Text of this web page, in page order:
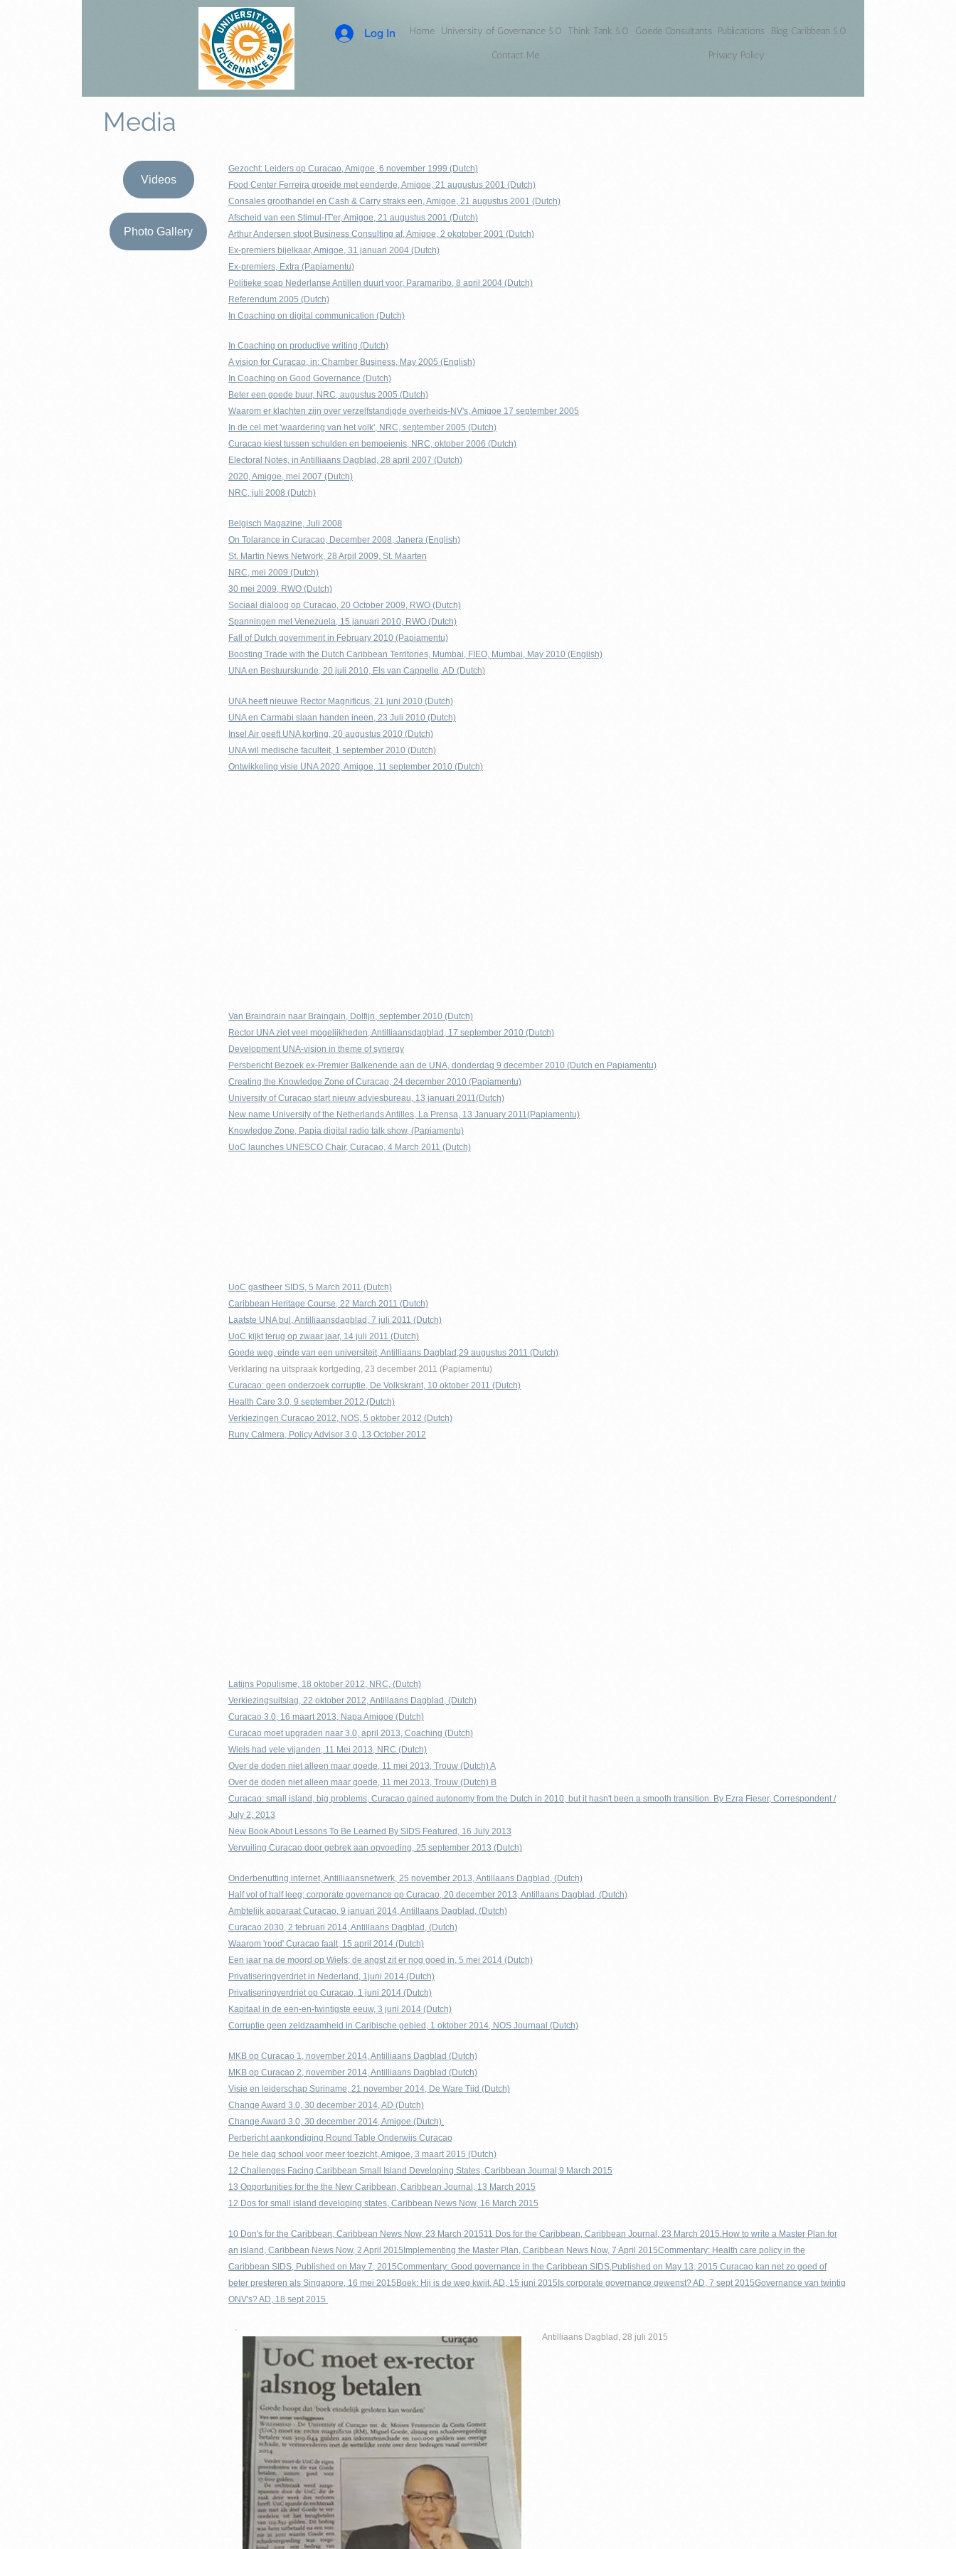
Log In Home University of Governance 5.0 Think Tank 5.0 Goede Consultants Publications
Blog Caribbean 5.0
Contact Me
Privacy Policy
Media
Videos
Photo Gallery
Gezocht: Leiders op Curacao, Amigoe, 6 november 1999 (Dutch)
Food Center Ferreira groeide met eenderde, Amigoe, 21 augustus 2001 (Dutch)
Consales groothandel en Cash & Carry straks een, Amigoe, 21 augustus 2001 (Dutch)
Afscheid van een Stimul-IT'er, Amigoe, 21 augustus 2001 (Dutch)
Arthur Andersen stoot Business Consulting af, Amigoe, 2 okotober 2001 (Dutch)
Ex-premiers bijelkaar, Amigoe, 31 januari 2004 (Dutch)
Ex-premiers, Extra (Papiamentu)
Politieke soap Nederlanse Antillen duurt voor, Paramaribo, 8 april 2004 (Dutch)
Referendum 2005 (Dutch)
In Coaching on digital communication (Dutch)
In Coaching on productive writing (Dutch)
A vision for Curacao, in: Chamber Business, May 2005 (English)
In Coaching on Good Governance (Dutch)
Beter een goede buur, NRC, augustus 2005 (Dutch)
Waarom er klachten zijn over verzelfstandigde overheids-NV's, Amigoe 17 september 2005
In de cel met 'waardering van het volk', NRC, september 2005 (Dutch)
Curacao kiest tussen schulden en bemoeienis, NRC, oktober 2006 (Dutch)
Electoral Notes, in Antilliaans Dagblad, 28 april 2007 (Dutch)
2020, Amigoe, mei 2007 (Dutch)
NRC, juli 2008 (Dutch)
Belgisch Magazine, Juli 2008
On Tolarance in Curacao, December 2008, Janera (English)
St. Martin News Network, 28 Arpil 2009, St. Maarten
NRC, mei 2009 (Dutch)
30 mei 2009, RWO (Dutch)
Sociaal dialoog op Curacao, 20 October 2009, RWO (Dutch)
Spanningen met Venezuela, 15 januari 2010, RWO (Dutch)
Fall of Dutch government in February 2010 (Papiamentu)
Boosting Trade with the Dutch Caribbean Territories, Mumbai, FIEO, Mumbai, May 2010 (English)
UNA en Bestuurskunde, 20 juli 2010, Els van Cappelle, AD (Dutch)
UNA heeft nieuwe Rector Magnificus, 21 juni 2010 (Dutch)
UNA en Carmabi slaan handen ineen, 23 Juli 2010 (Dutch)
Insel Air geeft UNA korting, 20 augustus 2010 (Dutch)
UNA wil medische faculteit, 1 september 2010 (Dutch)
Ontwikkeling visie UNA 2020, Amigoe, 11 september 2010 (Dutch)
Van Braindrain naar Braingain, Dolfijn, september 2010 (Dutch)
Rector UNA ziet veel mogelijkheden, Antilliaansdagblad, 17 september 2010 (Dutch)
Development UNA-vision in theme of synergy
Persbericht Bezoek ex-Premier Balkenende aan de UNA, donderdag 9 december 2010 (Dutch en Papiamentu)
Creating the Knowledge Zone of Curacao, 24 december 2010 (Papiamentu)
University of Curacao start nieuw adviesbureau, 13 januari 2011(Dutch)
New name University of the Netherlands Antilles, La Prensa, 13 January 2011(Papiamentu)
Knowledge Zone, Papia digital radio talk show, (Papiamentu)
UoC launches UNESCO Chair, Curacao, 4 March 2011 (Dutch)
UoC gastheer SIDS, 5 March 2011 (Dutch)
Caribbean Heritage Course, 22 March 2011 (Dutch)
Laatste UNA bul, Antilliaansdagblad, 7 juli 2011 (Dutch)
UoC kijkt terug op zwaar jaar, 14 juli 2011 (Dutch)
Goede weg, einde van een universiteit, Antilliaans Dagblad,29 augustus 2011 (Dutch)
Verklaring na uitspraak kortgeding, 23 december 2011 (Papiamentu)
Curacao: geen onderzoek corruptie, De Volkskrant, 10 oktober 2011 (Dutch)
Health Care 3.0, 9 september 2012 (Dutch)
Verkiezingen Curacao 2012, NOS, 5 oktober 2012 (Dutch)
Runy Calmera, Policy Advisor 3.0, 13 October 2012
Latijns Populisme, 18 oktober 2012, NRC, (Dutch)
Verkiezingsuitslag, 22 oktober 2012, Antillaans Dagblad, (Dutch)
Curacao 3.0, 16 maart 2013, Napa Amigoe (Dutch)
Curacao moet upgraden naar 3.0, april 2013, Coaching (Dutch)
Wiels had vele vijanden, 11 Mei 2013, NRC (Dutch)
Over de doden niet alleen maar goede, 11 mei 2013, Trouw (Dutch) A
Over de doden niet alleen maar goede, 11 mei 2013, Trouw (Dutch) B
Curacao: small island, big problems, Curacao gained autonomy from the Dutch in 2010, but it hasn't been a smooth transition. By Ezra Fieser, Correspondent /
July 2, 2013
New Book About Lessons To Be Learned By SIDS Featured, 16 July 2013
Vervuiling Curacao door gebrek aan opvoeding, 25 september 2013 (Dutch)
Onderbenutting internet, Antilliaansnetwerk, 25 november 2013, Antillaans Dagblad, (Dutch)
Half vol of half leeg; corporate governance op Curacao, 20 december 2013, Antillaans Dagblad, (Dutch)
Ambtelijk apparaat Curacao, 9 januari 2014, Antillaans Dagblad, (Dutch)
Curacao 2030, 2 februari 2014, Antillaans Dagblad, (Dutch)
Waarom 'rood' Curacao faalt, 15 april 2014 (Dutch)
Een jaar na de moord op Wiels; de angst zit er nog goed in, 5 mei 2014 (Dutch)
Privatiseringverdriet in Nederland, 1juni 2014 (Dutch)
Privatiseringverdriet op Curacao, 1 juni 2014 (Dutch)
Kapitaal in de een-en-twintigste eeuw, 3 juni 2014 (Dutch)
Corruptie geen zeldzaamheid in Caribische gebied, 1 oktober 2014, NOS Journaal (Dutch)
MKB op Curacao 1, november 2014, Antilliaans Dagblad (Dutch)
MKB op Curacao 2, november 2014, Antilliaans Dagblad (Dutch)
Visie en leiderschap Suriname, 21 november 2014, De Ware Tijd (Dutch)
Change Award 3.0, 30 december 2014, AD (Dutch)
Change Award 3.0, 30 december 2014, Amigoe (Dutch).
Perbericht aankondiging Round Table Onderwijs Curacao
De hele dag school voor meer toezicht, Amigoe, 3 maart 2015 (Dutch)
12 Challenges Facing Caribbean Small Island Developing States, Caribbean Journal,9 March 2015
13 Opportunities for the the New Caribbean, Caribbean Journal, 13 March 2015
12 Dos for small island developing states, Caribbean News Now, 16 March 2015
10 Don's for the Caribbean, Caribbean News Now, 23 March 201511 Dos for the Caribbean, Caribbean Journal, 23 March 2015.How to write a Master Plan for
an island, Caribbean News Now, 2 April 2015 Implementing the Master Plan, Caribbean News Now, 7 April 2015Commentary: Health care policy in the
Caribbean SIDS, Published on May 7, 2015Commentary: Good governance in the Caribbean SIDS,Published on May 13, 2015 Curacao kan net zo goed of
beter presteren als Singapore, 16 mei 2015 Boek: Hij is de weg kwijt, AD, 15 juni 2015 Is corporate governance gewenst? AD, 7 sept 2015Governance van twintig
ONV's? AD, 18 sept 2015
Antilliaans Dagblad, 28 juli 2015